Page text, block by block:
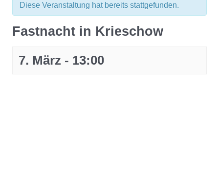
Diese Veranstaltung hat bereits stattgefunden.
Fastnacht in Krieschow
7. März - 13:00